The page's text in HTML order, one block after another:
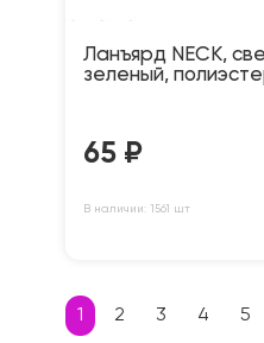
Ланъярд NECK,
зеленый,
65 ₽
В наличии: 1561 шт
1 2 3 4 5